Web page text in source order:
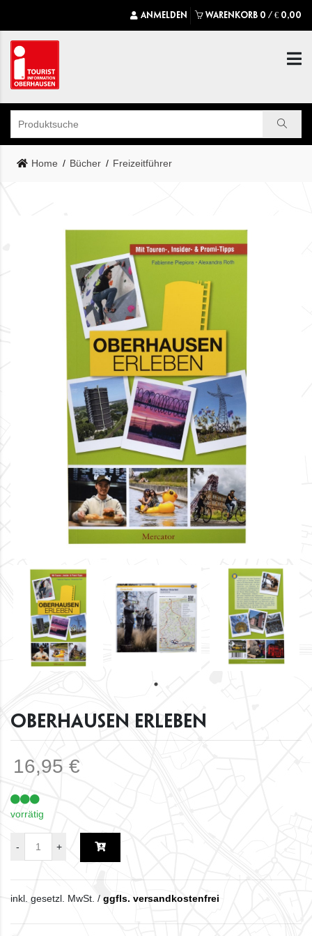
ANMELDEN WARENKORB 0 / € 0,00
Home Bücher Freizeitführer
Oberhausen erleben
16,95 €
vorrätig
inkl. gesetzl. MwSt. / ggfls. versandkostenfrei